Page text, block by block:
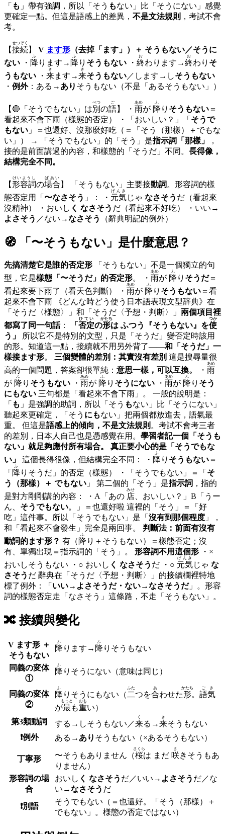
「 も 」帶有強調，所以「そう もない」比「そうにない」感覺
更確定一點。但這是語感上的差異， 不是文法規則 ，考試不會
考。
【接続
せつぞく
】 V ます形 （去掉「ます」）＋ そうもない／そうに
ない ・ 降
ふ
り ます → 降
ふ
り そうもない ・ 終
お
わり ます →終
お
わり そ
うもない ・ 来
き
ます →来
き
そうもない／し ます →しそうもない
・ 例外：ある→ あり そうもない（不是「あるそうもない」）
【🔴「そうでもない」は別
べつ
の語
ご
】 ・ 雨
あめ
が 降
ふ
り そうもない ＝
看起來不會下雨（樣態的否定） ・「おいしい？」「 そうで
もない 」＝也還好、沒那麼好吃（＝「そう（那樣）＋でもな
い」） → 「そうでもない」的「そう」是指示詞「那樣」
，
接的是前面講過的內容，和樣態的「そうだ」不同。 長得像，
結構完全不同。
【形容詞
けいようし
の場合
ばあい
】 「そうもない」主要接動詞 。形容詞的樣
態否定用「 〜なさそう 」： ・ 元気
げんき
じゃ なさそう だ（看起來
沒精神） ・おいし く なさそう だ（看起來不好吃） ・いい→
よさそう ／ない→なさそう （辭典明記的例外）
🧭 「 〜そうもない 」是什麼意思？
先搞清楚它是誰的否定形
型，它是樣態「〜そうだ」的否定形 。 ・ 雨
あめ
が 降
ふ
り そうだ＝
看起來要下雨了（看天色判斷） ・ 雨
あめ
が 降
ふ
り そうもない ＝看
起來不會下雨 《どんな時どう使う日本語表現文型辞典》在
「そうだ〈様態〉」和「そうだ〈予想・判断〉」 兩個項目裡
都寫了同一句話： 「 否定
ひてい
の形
かたち
は ふつう『そうもない』を使
つか
う」
的形。知道這一點，接續就不用另外背了——和「そうだ」一
樣接ます形。 三個變體的差別：其實沒有差別
高的一個問題，答案卻很單純： 意思一樣，可以互換。 ・ 雨
あめ
が 降
ふ
り そうもない ・ 雨
あめ
が 降
ふ
り そうにない ・ 雨
あめ
が 降
ふ
り そう
にもない
「 も 」是強調的助詞，所以「そう もない」比「そうにない」
聽起來更確定，「そう にもない」把兩個都放進去，語氣最
重。 但這是語感上的傾向，不是文法規則 。考試不會考三者
的差別，日本人自己也是憑感覺在用。 學習者記一個「そうも
ない」就足夠應付所有場合。
真正要小心的是「そうでもな
い」
這個長得很像，但結構完全不同： ・ 降
ふ
り そうもない ＝
「 降
ふ
りそうだ」的否定（樣態） ・「そうでもない」＝「 そ
う（那樣）＋ でもない
」 第二個的「そう」是指示詞 ，指的
是對方剛剛講的內容： ・A「あの 店
みせ
、おいしい？」B「うー
ん、 そうでもない。」＝也還好啦 這裡的「そう」＝「好
吃」這件事。所以「そうでもない」是「 沒有到那個程度 」，
和「看起來不會發生」完全是兩回事。 判斷法：前面有沒有
動詞的ます形？ 有（ 降
ふ
り＋そうもない）＝樣態否定；沒
有、單獨出現＝指示詞的「そう」。 形容詞不用這個形
おいしそうもない ・○ おいし く なさそう だ ・○ 元気
げんき
じゃ な
さそう だ 辭典在「そうだ〈予想・判断〉」的接續欄裡特地
標了例外：「 いい→よさそうだ・ない→なさそうだ」。形容
詞的樣態否定走「なさそう」這條路，不走「そうもない」。
🔀接續與變化
V ます形 ＋
そうもない
降
ふ
り ます → 降
ふ
り そうもない
同義の変体
①
降
ふ
り そうにない （意味は同じ）
同義の変体
②
降
ふ
り そうにもない （ 二
ふた
つを合
あ
わせた形
かたち
。 語気
ごき
が最
もっと
も重
おも
い）
第3類動詞
する→しそうもない ／来
く
る→来
き
そうもない
❗️例外
ある→ あり そうもない （×あるそうもない）
丁寧形 〜そうもありません （桜
さくら
は まだ 咲
さ
きそうもあ
りません）
形容詞の場
合
おいし く なさそう だ／いい→ よさそう だ／な
い→なさそう だ
❗️別語
そうでもない （＝也還好。「そう（那樣）＋
でもない」。様態の否定ではない）